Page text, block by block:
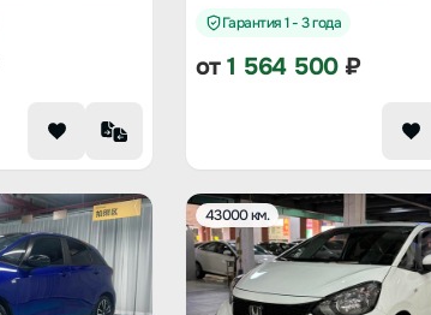
Гарантия 1 - 3 года
от1 564 500₽
43000 км.